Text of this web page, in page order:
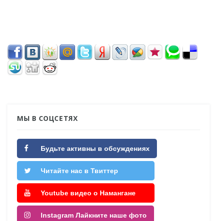
МЫ В СОЦСЕТЯХ
Будьте активны в обсуждениях
Читайте нас в Твиттер
Youtube видео о Намангане
Instagram Лайкните наше фото